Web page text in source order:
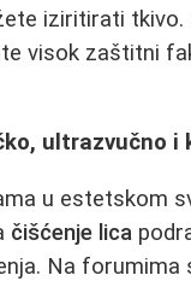
iziritirati tkivo.
visok zaštitni
ultrazvučno i
u estetskom
čišćenje lica
Na